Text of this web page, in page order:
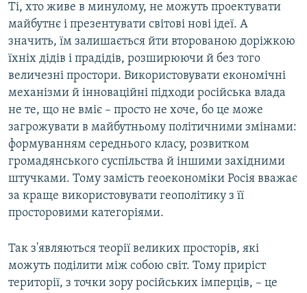
Ті, хто живе в минулому, не можуть проектувати
майбутнє і презентувати світові нові ідеї. А
значить, їм залишається йти второваною доріжкою
їхніх дідів і прадідів, розширюючи й без того
величезні простори. Використовувати економічні
механізми й інноваційні підходи російська влада
не те, що не вміє – просто не хоче, бо це може
загрожувати в майбутньому політичними змінами:
формуванням середнього класу, розвитком
громадянського суспільства й іншими західними
штучками. Тому замість геоекономіки Росія вважає
за краще використовувати геополітику з її
просторовими категоріями.
Так з'являються теорії великих просторів, які
можуть поділити між собою світ. Тому приріст
території, з точки зору російських імперців, – це